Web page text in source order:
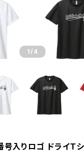
1 /4
入りロゴ ドライT